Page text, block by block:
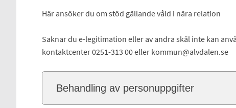
Här ansöker du om stöd gällande våld i nära relation
Saknar du e-legitimation eller av andra skäl inte kan
kontaktcenter 0251-313 00 eller kommun@alvdalen.se
Behandling av personuppgifter